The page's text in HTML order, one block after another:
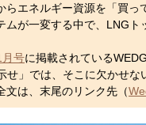
エネルギー資源を「買っ
ムが一変する中で、LNG
月号に掲載されている
せ」では、そこに欠かせな
文は、末尾のリンク先（